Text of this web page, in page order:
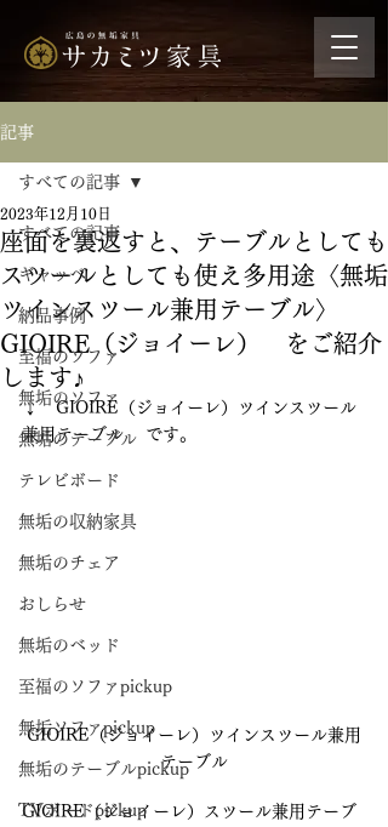
記事
すべての記事
ギャッベ
納品事例
至福のソファ
無垢のソファ
無垢のテーブル
テレビボード
無垢の収納家具
無垢のチェア
おしらせ
無垢のベッド
至福のソファpickup
無垢ソファpickup
無垢のテーブルpickup
TVボードpickup
すべての記事
座面を裏返すと、テーブルとしても
スツールとしても使え多用途〈無垢
ツインスツール兼用テーブル〉
GIOIRE（ジョイーレ） をご紹介
します♪
2023年12月10日
↓　GIOIRE（ジョイーレ）ツインスツール
兼用テーブル 　です。
GIOIRE（ジョイーレ）ツインスツール兼用
テーブル
GIOIRE（ジョイーレ）スツール兼用テーブ